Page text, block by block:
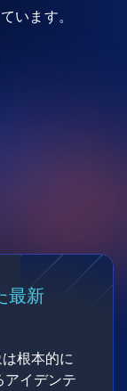
います。
最新
根本的に
アイデンテ